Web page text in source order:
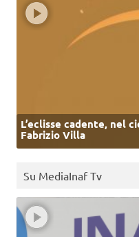
L’eclisse cadente, nel
Fabrizio Villa
Su MediaInaf Tv